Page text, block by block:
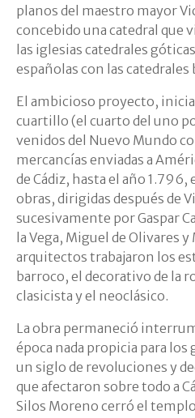
planos del maestro mayor
concebido una catedral que
las iglesias catedrales
españolas con las catedrales
El ambicioso proyecto,
cuartillo (el cuarto del uno
venidos del Nuevo Mundo
mercancías enviadas a
de Cádiz, hasta el año 1.796,
obras, dirigidas después de
sucesivamente por Gaspar
la Vega, Miguel de Olivares
arquitectos trabajaron los
barroco, el decorativo de la
clasicista y el neoclásico.
La obra permaneció
época nada propicia para
un siglo de revoluciones y
que afectaron sobre todo a
Silos Moreno cerró el